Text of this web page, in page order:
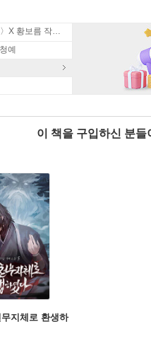
뮤지컬 〈휴남동 서점〉X 황보름 작가 북토크
예
이 책을 구입하신 분
지체로 환생하